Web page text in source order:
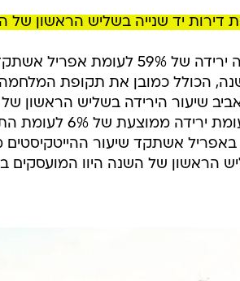
דירות יד שנייה בשליש הראשון
שיעור הירידה בשליש הראשון של
בכל ישראל,
אשתקד שיעור ההייטקיסטים